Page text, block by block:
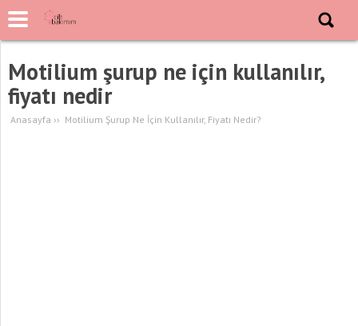
Motilium şurup ne için kullanılır,
fiyatı nedir
Anasayfa ›› Motilium Şurup Ne İçin Kullanılır, Fiyatı Nedir?